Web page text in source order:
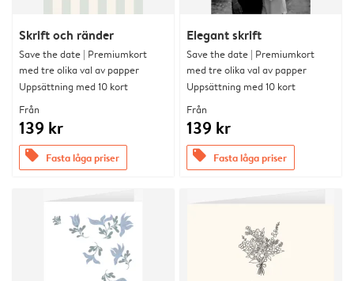
Skrift och ränder
Save the date | Premiumkort
med tre olika val av papper
Uppsättning med 10 kort
Från
139 kr
offers Fasta låga priser
Elegant skrift
Save the date | Premiumkort
med tre olika val av papper
Uppsättning med 10 kort
Från
139 kr
offers Fasta låga priser